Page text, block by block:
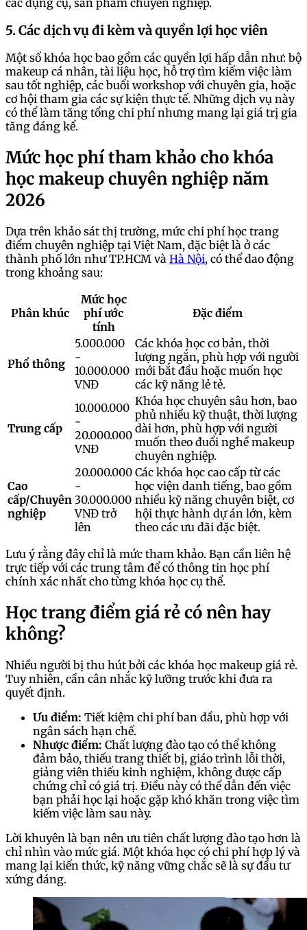
các dụng cụ, sản phẩm chuyên nghiệp.
5. Các dịch vụ đi kèm và quyền lợi học viên
Một số khóa học bao gồm các quyền lợi hấp dẫn như: bộ
makeup cá nhân, tài liệu học, hỗ trợ tìm kiếm việc làm
sau tốt nghiệp, các buổi workshop với chuyên gia, hoặc
cơ hội tham gia các sự kiện thực tế. Những dịch vụ này
có thể làm tăng tổng chi phí nhưng mang lại giá trị gia
tăng đáng kể.
Mức học phí tham khảo cho khóa
học makeup chuyên nghiệp năm
2026
Dựa trên khảo sát thị trường, mức chi phí học trang
điểm chuyên nghiệp tại Việt Nam, đặc biệt là ở các
thành phố lớn như TP.HCM và Hà Nội, có thể dao động
trong khoảng sau:
Phân khúc
Mức học
phí ước
tính
Đặc điểm
Phổ thông
5.000.000
-
10.000.000
VNĐ
Các khóa học cơ bản, thời
lượng ngắn, phù hợp với người
mới bắt đầu hoặc muốn học
các kỹ năng lẻ tẻ.
Trung cấp
10.000.000
-
20.000.000
VNĐ
Khóa học chuyên sâu hơn, bao
phủ nhiều kỹ thuật, thời lượng
dài hơn, phù hợp với người
muốn theo đuổi nghề makeup
chuyên nghiệp.
Cao
cấp/Chuyên
nghiệp
20.000.000
-
30.000.000
VNĐ trở
lên
Các khóa học cao cấp từ các
học viện danh tiếng, bao gồm
nhiều kỹ năng chuyên biệt, cơ
hội thực hành dự án lớn, kèm
theo các ưu đãi đặc biệt.
Lưu ý rằng đây chỉ là mức tham khảo. Bạn cần liên hệ
trực tiếp với các trung tâm để có thông tin học phí
chính xác nhất cho từng khóa học cụ thể.
Học trang điểm giá rẻ có nên hay
không?
Nhiều người bị thu hút bởi các khóa học makeup giá rẻ.
Tuy nhiên, cần cân nhắc kỹ lưỡng trước khi đưa ra
quyết định.
Ưu điểm: Tiết kiệm chi phí ban đầu, phù hợp với
ngân sách hạn chế.
Nhược điểm: Chất lượng đào tạo có thể không
đảm bảo, thiếu trang thiết bị, giáo trình lỗi thời,
giảng viên thiếu kinh nghiệm, không được cấp
chứng chỉ có giá trị. Điều này có thể dẫn đến việc
bạn phải học lại hoặc gặp khó khăn trong việc tìm
kiếm việc làm sau này.
Lời khuyên là bạn nên ưu tiên chất lượng đào tạo hơn là
chỉ nhìn vào mức giá. Một khóa học có chi phí hợp lý và
mang lại kiến thức, kỹ năng vững chắc sẽ là sự đầu tư
xứng đáng.